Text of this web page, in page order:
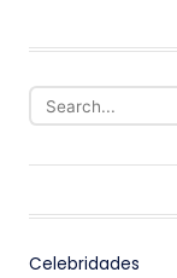
Celebridades